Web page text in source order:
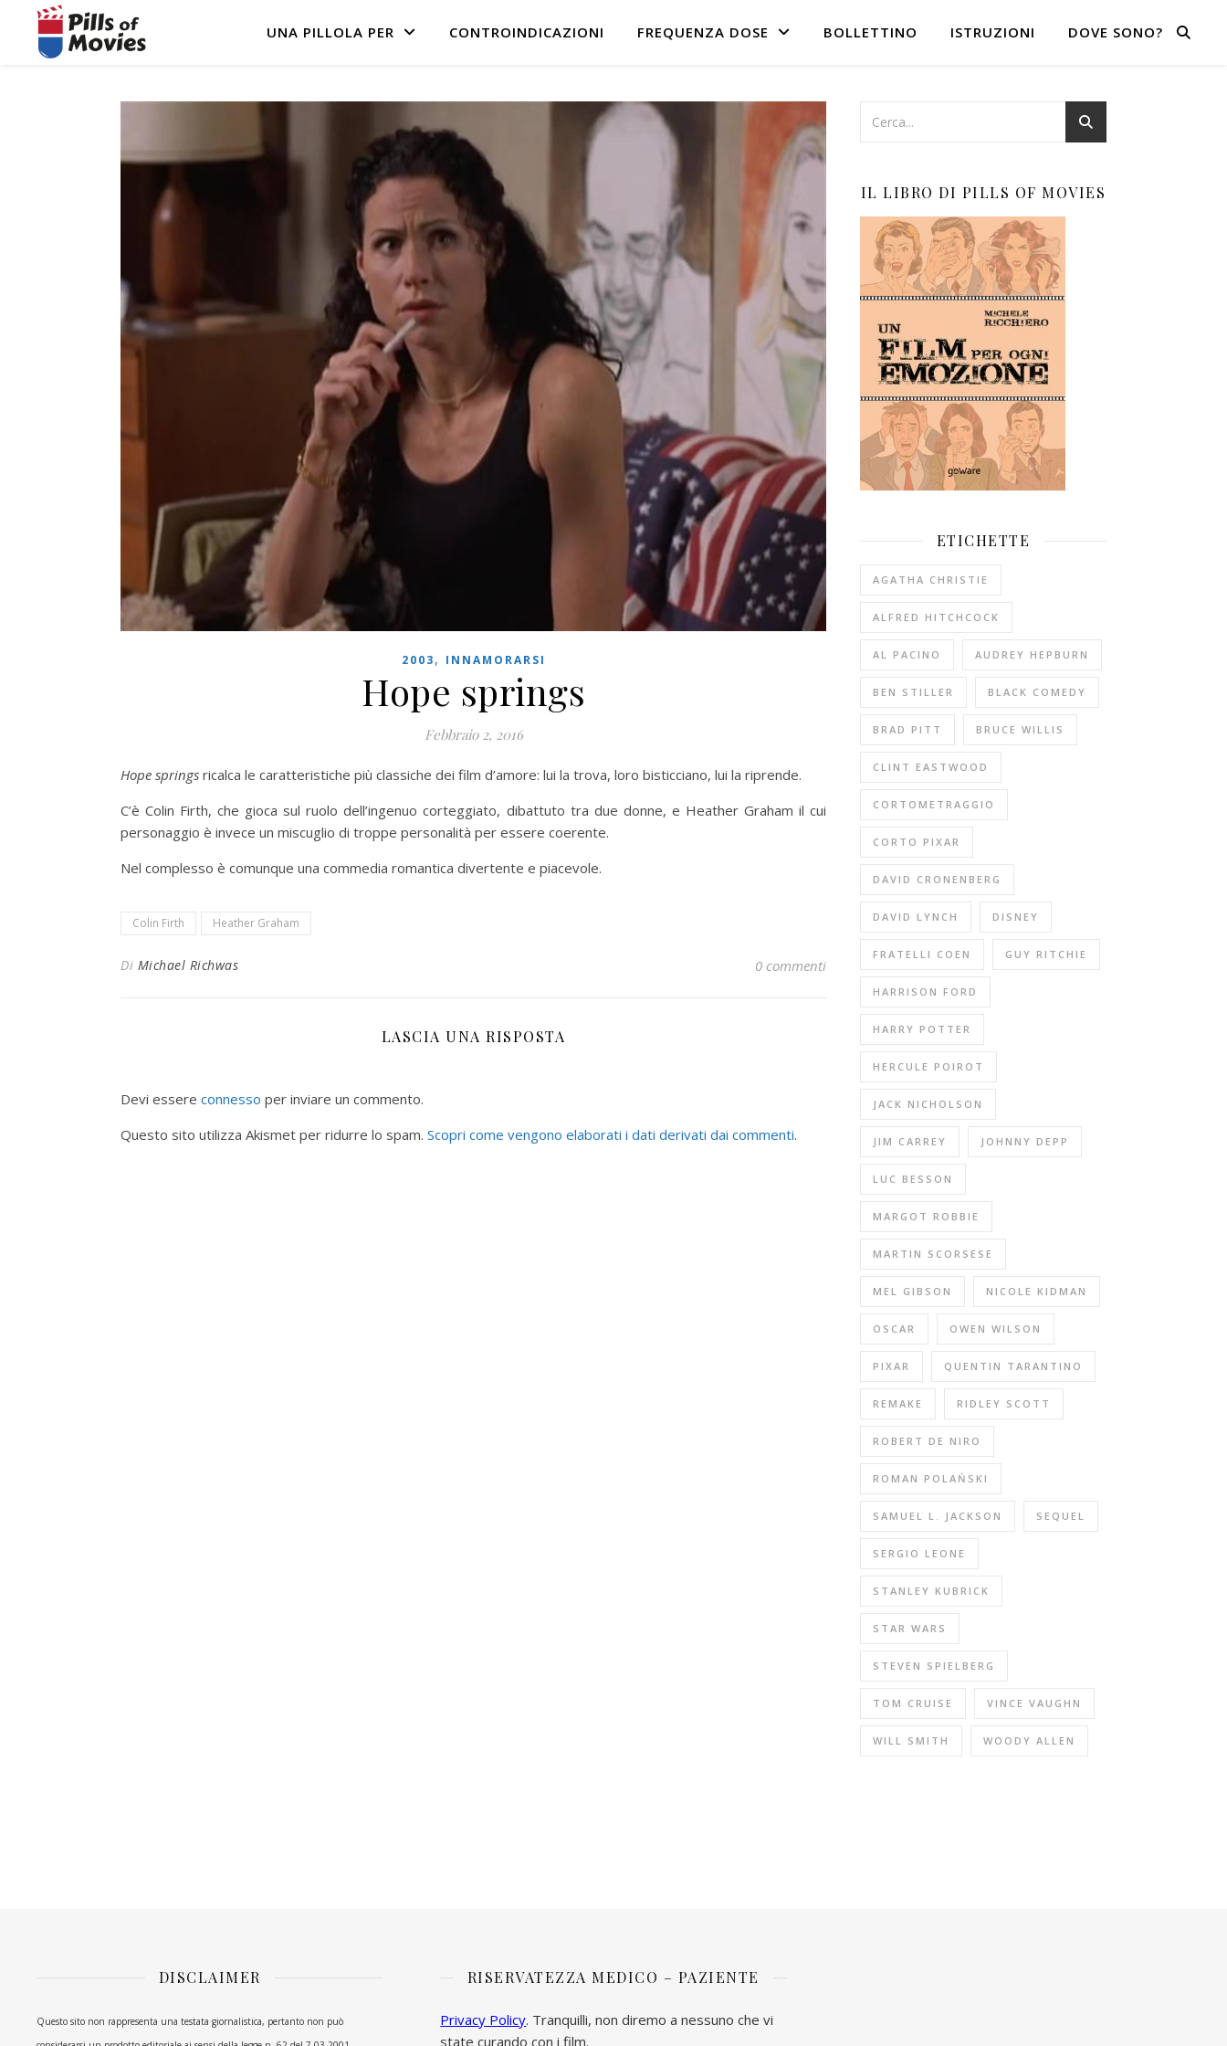
UNA PILLOLA PER CONTROINDICAZIONI FREQUENZA DOSE BOLLETTINO ISTRUZIONI DOVE SONO?
2003, INNAMORARSI
Hope springs
Febbraio 2, 2016
Hope springs ricalca le caratteristiche più classiche dei film d’amore: lui la trova, loro bisticciano, lui la riprende.
C’è Colin Firth, che gioca sul ruolo dell’ingenuo corteggiato, dibattuto tra due donne, e Heather Graham il cui
personaggio è invece un miscuglio di troppe personalità per essere coerente.
Nel complesso è comunque una commedia romantica divertente e piacevole.
Colin Firth Heather Graham
Di Michael Richwas 0 commenti
LASCIA UNA RISPOSTA
Devi essere connesso per inviare un commento.
Questo sito utilizza Akismet per ridurre lo spam. Scopri come vengono elaborati i dati derivati dai commenti.
IL LIBRO DI PILLS OF MOVIES
ETICHETTE
AGATHA CHRISTIE
ALFRED HITCHCOCK
AL PACINO AUDREY HEPBURN
BEN STILLER BLACK COMEDY
BRAD PITT BRUCE WILLIS
CLINT EASTWOOD
CORTOMETRAGGIO
CORTO PIXAR
DAVID CRONENBERG
DAVID LYNCH DISNEY
FRATELLI COEN GUY RITCHIE
HARRISON FORD
HARRY POTTER
HERCULE POIROT
JACK NICHOLSON
JIM CARREY JOHNNY DEPP
LUC BESSON
MARGOT ROBBIE
MARTIN SCORSESE
MEL GIBSON NICOLE KIDMAN
OSCAR OWEN WILSON
PIXAR QUENTIN TARANTINO
REMAKE RIDLEY SCOTT
ROBERT DE NIRO
ROMAN POLAŃSKI
SAMUEL L. JACKSON SEQUEL
SERGIO LEONE
STANLEY KUBRICK
STAR WARS
STEVEN SPIELBERG
TOM CRUISE VINCE VAUGHN
WILL SMITH WOODY ALLEN
DISCLAIMER
Questo sito non rappresenta una testata giornalistica, pertanto non può
RISERVATEZZA MEDICO – PAZIENTE
Privacy Policy. Tranquilli, non diremo a nessuno che vi
state curando con i film.